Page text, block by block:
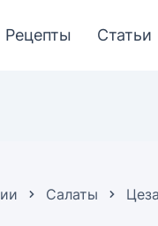
Рецепты Статьи
Салаты